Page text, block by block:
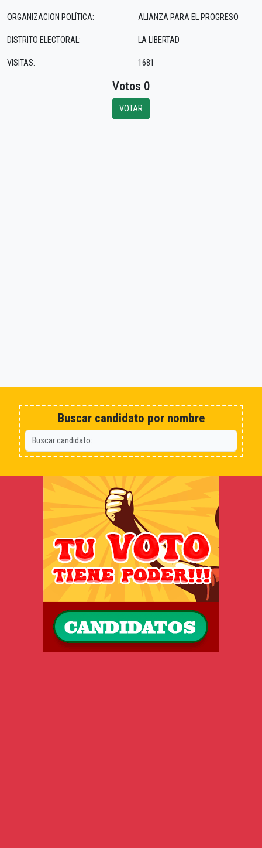
ORGANIZACION POLÍTICA:
DISTRITO ELECTORAL:
VISITAS:
ALIANZA PARA EL PROGRESO
LA LIBERTAD
1681
Votos 0
VOTAR
Buscar candidato por nombre